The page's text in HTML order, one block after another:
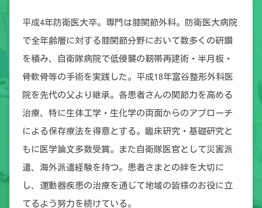
平成4年防衛医大卒。専門は膝関節外科。防衛医大病院
で全年齢層に対する膝関節分野において数多くの研鑽
を積み、自衛隊病院で低侵襲の靭帯再建術・半月板・
骨軟骨等の手術を実践した。平成18年富谷整形外科医
院を先代の父より継承。各患者さんの関節力を高める
治療、特に生体工学・生化学の両面からのアプローチ
による保存療法を得意とする。臨床研究・基礎研究と
もに医学論文多数受賞。また自衛隊医官として災害派
遣、海外派遣経験を持つ。患者さまとの絆を大切に
し、運動器疾患の治療を通じて地域の皆様のお役に立
てるよう努力を続けている。